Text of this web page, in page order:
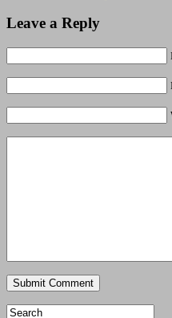
Leave a Reply